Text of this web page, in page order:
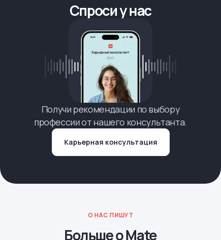
Спроси у нас
Получи рекомендации по выбору
профессии от нашего консультанта.
Карьерная консультация
О НАС ПИШУТ
Больше о Mate